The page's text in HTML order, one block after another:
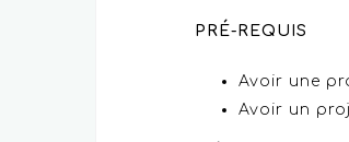
PRÉ-REQUIS
Avoir une
Avoir un